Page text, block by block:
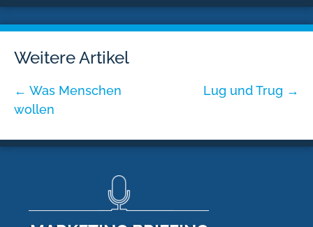
Weitere Artikel
← Was Menschen
wollen
Lug und Trug →